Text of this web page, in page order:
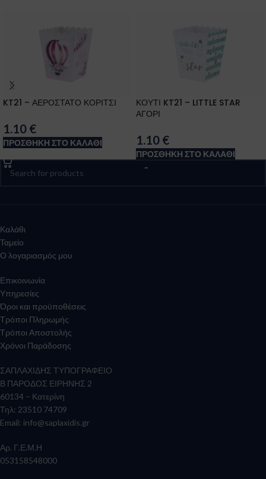
KT21 – ΑΕΡΟΣΤΑΤΟ ΚΟΡΙΤΣΙ
1.10 €
ΠΡΟΣΘΉΚΗ ΣΤΟ ΚΑΛΆΘΙ
ΚΟΥΤΙ KT21 – LITTLE STAR
ΑΓΟΡΙ
1.10 €
ΠΡΟΣΘΉΚΗ ΣΤΟ ΚΑΛΆΘΙ
Καλάθι
Ταμείο
Ο λογαριασμός μου
Επικοινωνία
Υπηρεσίες
Όροι και προϋποθέσεις
Τρόποι Πληρωμής
Τρόποι Αποστολής
Χρόνοι Παράδοσης
ΣΑΠΛΑΧΙΔΗΣ ΤΥΠΟΓΡΑΦΕΙΟ
Β ΠΑΡΟΔΟΣ ΕΙΡΗΝΗΣ 2
60134 – Κατερίνη
Τηλ: 23510 74709
Email: info@saplaxidis.gr
Αρ. Γ.Ε.Μ.Η
053158548000